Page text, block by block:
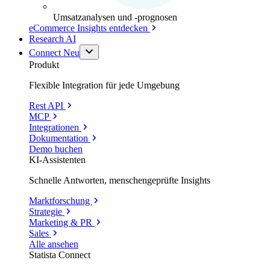
Umsatzanalysen und -prognosen
eCommerce Insights entdecken
Research AI
Connect Neu
Produkt
Flexible Integration für jede Umgebung
Rest API
MCP
Integrationen
Dokumentation
Demo buchen
KI-Assistenten
Schnelle Antworten, menschengeprüfte Insights
Marktforschung
Strategie
Marketing & PR
Sales
Alle ansehen
Statista Connect